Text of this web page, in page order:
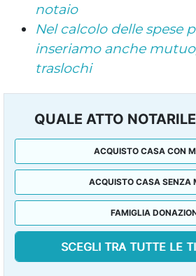
notaio
Nel calcolo delle spese
inseriamo anche
traslochi
QUALE ATTO
ACQUISTO CASA CON
ACQUISTO CASA SENZA
FAMIGLIA